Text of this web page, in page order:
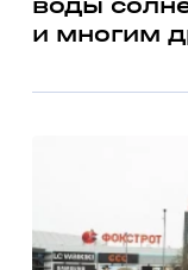
воды
и многим